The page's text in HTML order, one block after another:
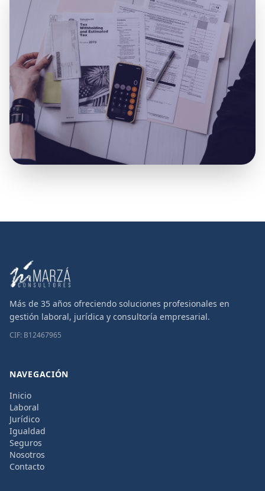
Más de 35 años ofreciendo soluciones profesionales en
gestión laboral, jurídica y consultoría empresarial.
CIF: B12467965
NAVEGACIÓN
Inicio
Laboral
Jurídico
Igualdad
Seguros
Nosotros
Contacto